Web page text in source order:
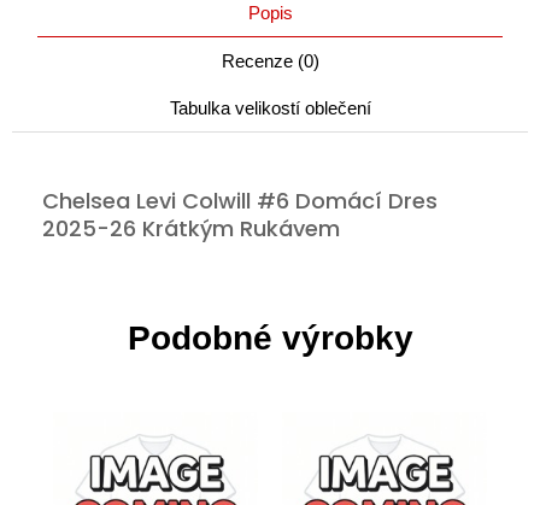
Popis
Recenze (0)
Tabulka velikostí oblečení
Chelsea Levi Colwill #6 Domácí Dres
2025-26 Krátkým Rukávem
Podobné výrobky